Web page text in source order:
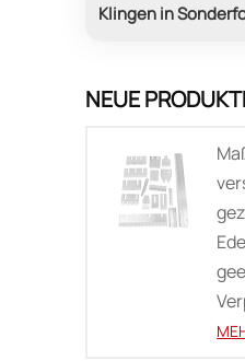
Klingen in
NEUE